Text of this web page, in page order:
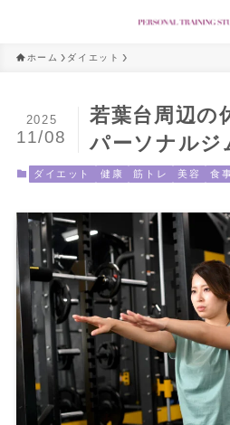
ホーム ダイエット
若葉台周辺の
パーソナルジ
2025
11/08
ダイエット 健康 筋トレ 美容 食